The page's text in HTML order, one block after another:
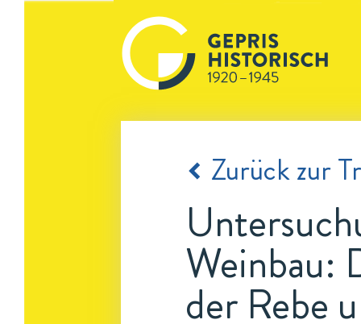
Zurück zur
Weinbau:
der Rebe